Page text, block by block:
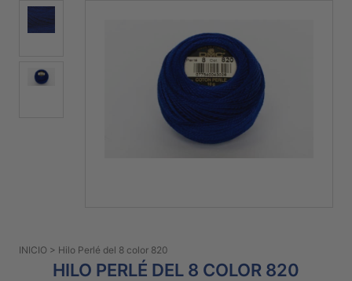
MARCAS
Preguntas
frecuentes
INICIO > Hilo Perlé del 8 color 820
HILO PERLÉ DEL 8 COLOR 820